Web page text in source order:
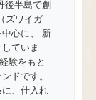
後半島で創
ズワイガ
心に、 新
ていま
験をもと
ドです。
に、仕入れ